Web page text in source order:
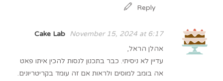
Reply
Cake Lab
November 15, 2024 at 6:17
אהלן הראל,
עדיין לא ניסיתי. כבר בתכנון לנסות להכין איתו פאט
אה בומב למוסים ולראות אם זה עומד בקריטריונים.